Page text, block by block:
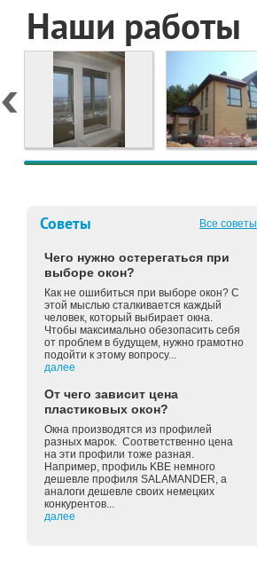
Наши работы
Советы Все советы
Чего нужно остерегаться при
выборе окон?
Как не ошибиться при выборе окон? С
этой мыслью сталкивается каждый
человек, который выбирает окна.
Чтобы максимально обезопасить себя
от проблем в будущем, нужно грамотно
подойти к этому вопросу...
далее
От чего зависит цена
пластиковых окон?
Окна производятся из профилей
разных марок. Соответственно цена
на эти профили тоже разная.
Например, профиль KBE немного
дешевле профиля SALAMANDER, а
аналоги дешевле своих немецких
конкурентов...
далее